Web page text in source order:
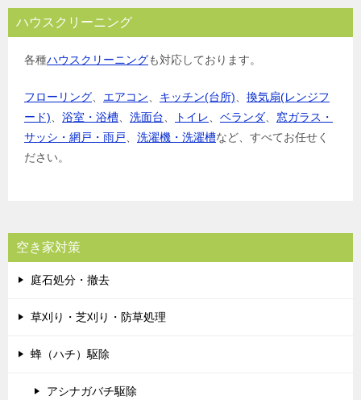
ハウスクリーニング
各種ハウスクリーニングも対応しております。
フローリング エアコン キッチン(台所)
換気扇(レンジフ
ード)
浴室・浴槽 洗面台 トイレ ベランダ
窓ガラス・
サッシ・網戸・雨戸
洗濯機・洗濯槽など、すべてお任せく
ださい。
空き家対策
庭石処分・撤去
草刈り・芝刈り・防草処理
蜂（ハチ）駆除
アシナガバチ駆除